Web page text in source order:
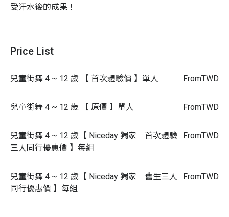
受汗水後的成果！
【 獨家全明星師資 】
2. 練習舞技，更可以學習台風與表演力
1. 依照每位小朋友的程度因材施教
3. 從鏡中酷炫的自己，
發現自己的無限可能，激發潛力、
自信心渾然天成！
1.每堂課都有一段舞蹈編排，現學現賣，享受努力的成果
2. 透過錄影驗收，讓小朋友成就感爆棚，從此愛上街舞！
Price List
兒童街舞 4 ~ 12 歲 【 首次體驗價 】單人 FromTWD
兒童街舞 4 ~ 12 歲 【 原價 】單人 FromTWD
兒童街舞 4 ~ 12 歲【 Niceday 獨家｜首次體驗
三人同行優惠價 】每組
FromTWD
兒童街舞 4 ~ 12 歲【 Niceday 獨家｜舊生三人
同行優惠價 】每組
FromTWD